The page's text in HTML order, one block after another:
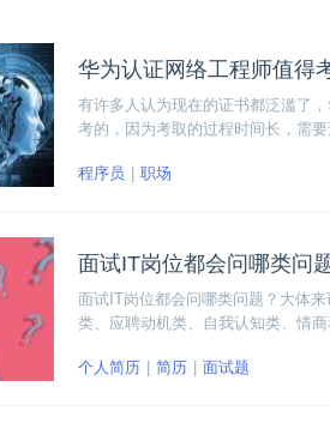
华为认证网络工程师值得
有许多人认为现在的证书都泛滥了
考的，因为考取的过程时间长，需
程序员
职场
面试IT岗位都会问哪类问
面试IT岗位都会问哪类问题？大体
类、应聘动机类、自我认知类、情
个人简历
简历 面试题